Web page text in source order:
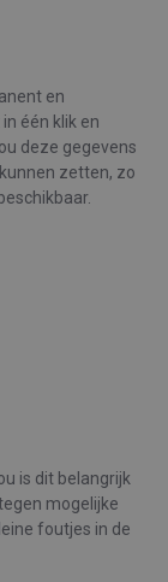
en
één klik en
deze gegevens
zetten, zo
is dit belangrijk
mogelijke
foutjes in de